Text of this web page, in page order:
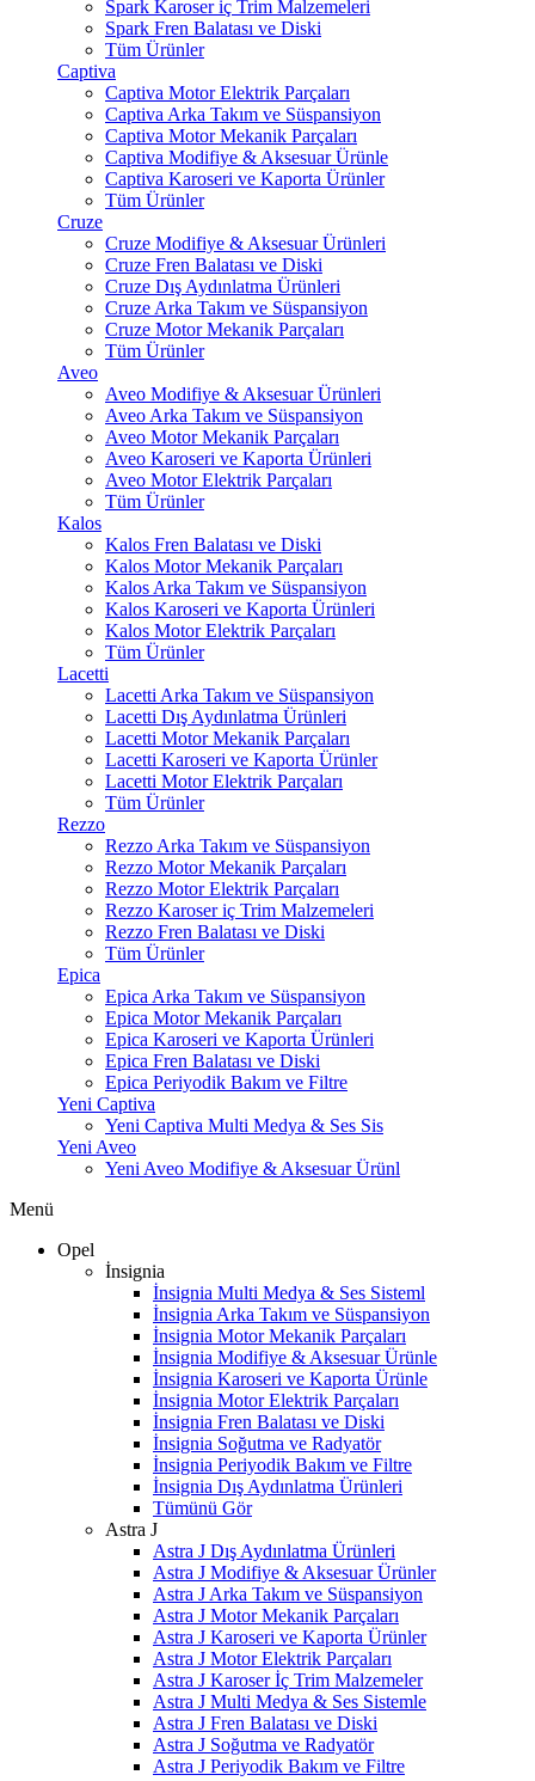
Spark Karoser iç Trim Malzemeleri
Spark Fren Balatası ve Diski
Tüm Ürünler
Captiva
Captiva Motor Elektrik Parçaları
Captiva Arka Takım ve Süspansiyon
Captiva Motor Mekanik Parçaları
Captiva Modifiye & Aksesuar Ürünle
Captiva Karoseri ve Kaporta Ürünler
Tüm Ürünler
Cruze
Cruze Modifiye & Aksesuar Ürünleri
Cruze Fren Balatası ve Diski
Cruze Dış Aydınlatma Ürünleri
Cruze Arka Takım ve Süspansiyon
Cruze Motor Mekanik Parçaları
Tüm Ürünler
Aveo
Aveo Modifiye & Aksesuar Ürünleri
Aveo Arka Takım ve Süspansiyon
Aveo Motor Mekanik Parçaları
Aveo Karoseri ve Kaporta Ürünleri
Aveo Motor Elektrik Parçaları
Tüm Ürünler
Kalos
Kalos Fren Balatası ve Diski
Kalos Motor Mekanik Parçaları
Kalos Arka Takım ve Süspansiyon
Kalos Karoseri ve Kaporta Ürünleri
Kalos Motor Elektrik Parçaları
Tüm Ürünler
Lacetti
Lacetti Arka Takım ve Süspansiyon
Lacetti Dış Aydınlatma Ürünleri
Lacetti Motor Mekanik Parçaları
Lacetti Karoseri ve Kaporta Ürünler
Lacetti Motor Elektrik Parçaları
Tüm Ürünler
Rezzo
Rezzo Arka Takım ve Süspansiyon
Rezzo Motor Mekanik Parçaları
Rezzo Motor Elektrik Parçaları
Rezzo Karoser iç Trim Malzemeleri
Rezzo Fren Balatası ve Diski
Tüm Ürünler
Epica
Epica Arka Takım ve Süspansiyon
Epica Motor Mekanik Parçaları
Epica Karoseri ve Kaporta Ürünleri
Epica Fren Balatası ve Diski
Epica Periyodik Bakım ve Filtre
Yeni Captiva
Yeni Captiva Multi Medya & Ses Sis
Yeni Aveo
Yeni Aveo Modifiye & Aksesuar Ürünl
Menü
Opel
İnsignia
İnsignia Multi Medya & Ses Sisteml
İnsignia Arka Takım ve Süspansiyon
İnsignia Motor Mekanik Parçaları
İnsignia Modifiye & Aksesuar Ürünle
İnsignia Karoseri ve Kaporta Ürünle
İnsignia Motor Elektrik Parçaları
İnsignia Fren Balatası ve Diski
İnsignia Soğutma ve Radyatör
İnsignia Periyodik Bakım ve Filtre
İnsignia Dış Aydınlatma Ürünleri
Tümünü Gör
Astra J
Astra J Dış Aydınlatma Ürünleri
Astra J Modifiye & Aksesuar Ürünler
Astra J Arka Takım ve Süspansiyon
Astra J Motor Mekanik Parçaları
Astra J Karoseri ve Kaporta Ürünler
Astra J Motor Elektrik Parçaları
Astra J Karoser İç Trim Malzemeler
Astra J Multi Medya & Ses Sistemle
Astra J Fren Balatası ve Diski
Astra J Soğutma ve Radyatör
Astra J Periyodik Bakım ve Filtre